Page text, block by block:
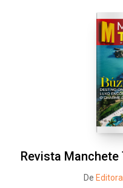
Revista Manchete
De